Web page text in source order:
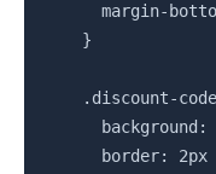
margin-
    }
.discount-
background:
border: 2px